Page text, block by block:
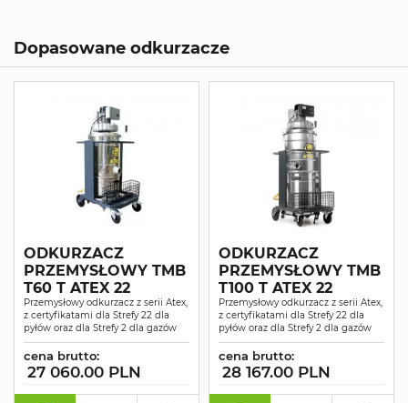
Dopasowane odkurzacze
ODKURZACZ
PRZEMYSŁOWY TMB
T60 T ATEX 22
Przemysłowy odkurzacz z serii Atex,
z certyfikatami dla Strefy 22 dla
pyłów oraz dla Strefy 2 dla gazów
cena brutto:
27 060.00 PLN
ODKURZACZ
PRZEMYSŁOWY TMB
T100 T ATEX 22
Przemysłowy odkurzacz z serii Atex,
z certyfikatami dla Strefy 22 dla
pyłów oraz dla Strefy 2 dla gazów
cena brutto:
28 167.00 PLN